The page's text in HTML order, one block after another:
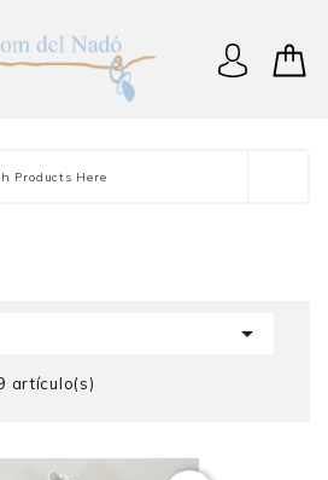

artículo(s)
×
in to save products in your wish